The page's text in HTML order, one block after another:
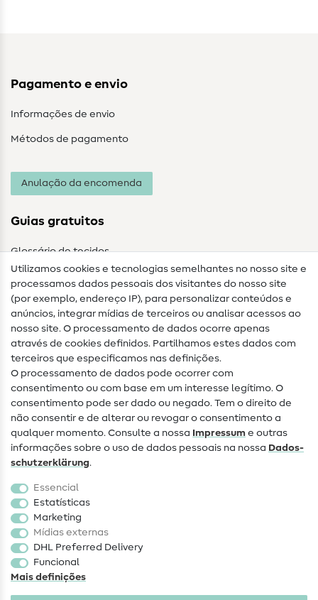
Pagamento e envio
Informações de envio
Métodos de pagamento
Anulação da encomenda
Guias gratuitos
Glossário de tecidos
Guias de costura
Ajuda e contacto
Contacto
Mudança de proprietário
Perguntas frequentes (FAQ)
Direito de cancelamento
Popular
Tecidos
Acessórios de costura
Promoção
Utilizamos cookies e tecnologias semelhantes no nosso site e
processamos dados pessoais dos visitantes do nosso site
(por exemplo, endereço IP), para personalizar conteúdos e
anúncios, integrar mídias de terceiros ou analisar acessos ao
nosso site. O processamento de dados ocorre apenas
através de cookies definidos. Partilhamos estes dados com
terceiros que especificamos nas definições.
O processamento de dados pode ocorrer com
consentimento ou com base em um interesse legítimo. O
consentimento pode ser dado ou negado. Tem o direito de
não consentir e de alterar ou revogar o consentimento a
qualquer momento. Consulte a nossa Impressum e outras
informações sobre o uso de dados pessoais na nossa Dados­
schutz­erklärung.
Essencial
Estatísticas
Marketing
Mídias externas
DHL Preferred Delivery
Funcional
Mais definições